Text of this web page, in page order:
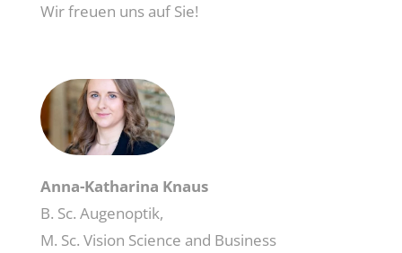
Wir freuen uns auf Sie!
Anna-Katharina Knaus
B. Sc. Augenoptik,
M. Sc. Vision Science and Business